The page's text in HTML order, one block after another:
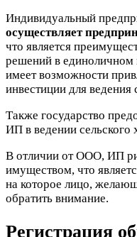
Индивидуальный
осуществляет
что является
решений в
имеет возможности
инвестиции для ведения
Также государство
ИП в ведении сельского
В отличии от ООО, ИП
имуществом, что
на которое лицо,
обратить внимание.
Регистрация